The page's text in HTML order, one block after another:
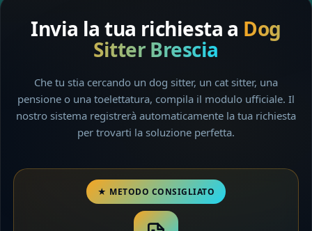
Invia la tua richiesta a Dog
Sitter Brescia
Che tu stia cercando un dog sitter, un cat sitter, una
pensione o una toelettatura, compila il modulo ufficiale. Il
nostro sistema registrerà automaticamente la tua richiesta
per trovarti la soluzione perfetta.